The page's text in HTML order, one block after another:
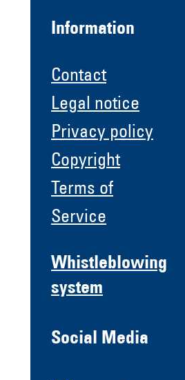
Information
Contact
Legal notice
Privacy policy
Copyright
Terms of
Service
Whistleblowing
system
Social Media